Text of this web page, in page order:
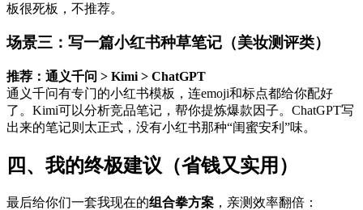
板很死板，不推荐。
场景三：写一篇小红书种草笔记（美妆测评类）
推荐：通义千问 > Kimi > ChatGPT
通义千问有专门的小红书模板，连emoji和标点都给你配好
了。Kimi可以分析竞品笔记，帮你提炼爆款因子。ChatGPT写
出来的笔记则太正式，没有小红书那种“闺蜜安利”味。
四、我的终极建议（省钱又实用）
最后给你们一套我现在的组合拳方案 ，亲测效率翻倍：